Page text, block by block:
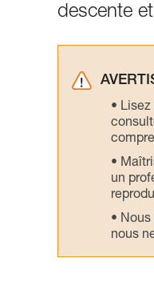
descente
un
Nous
nous